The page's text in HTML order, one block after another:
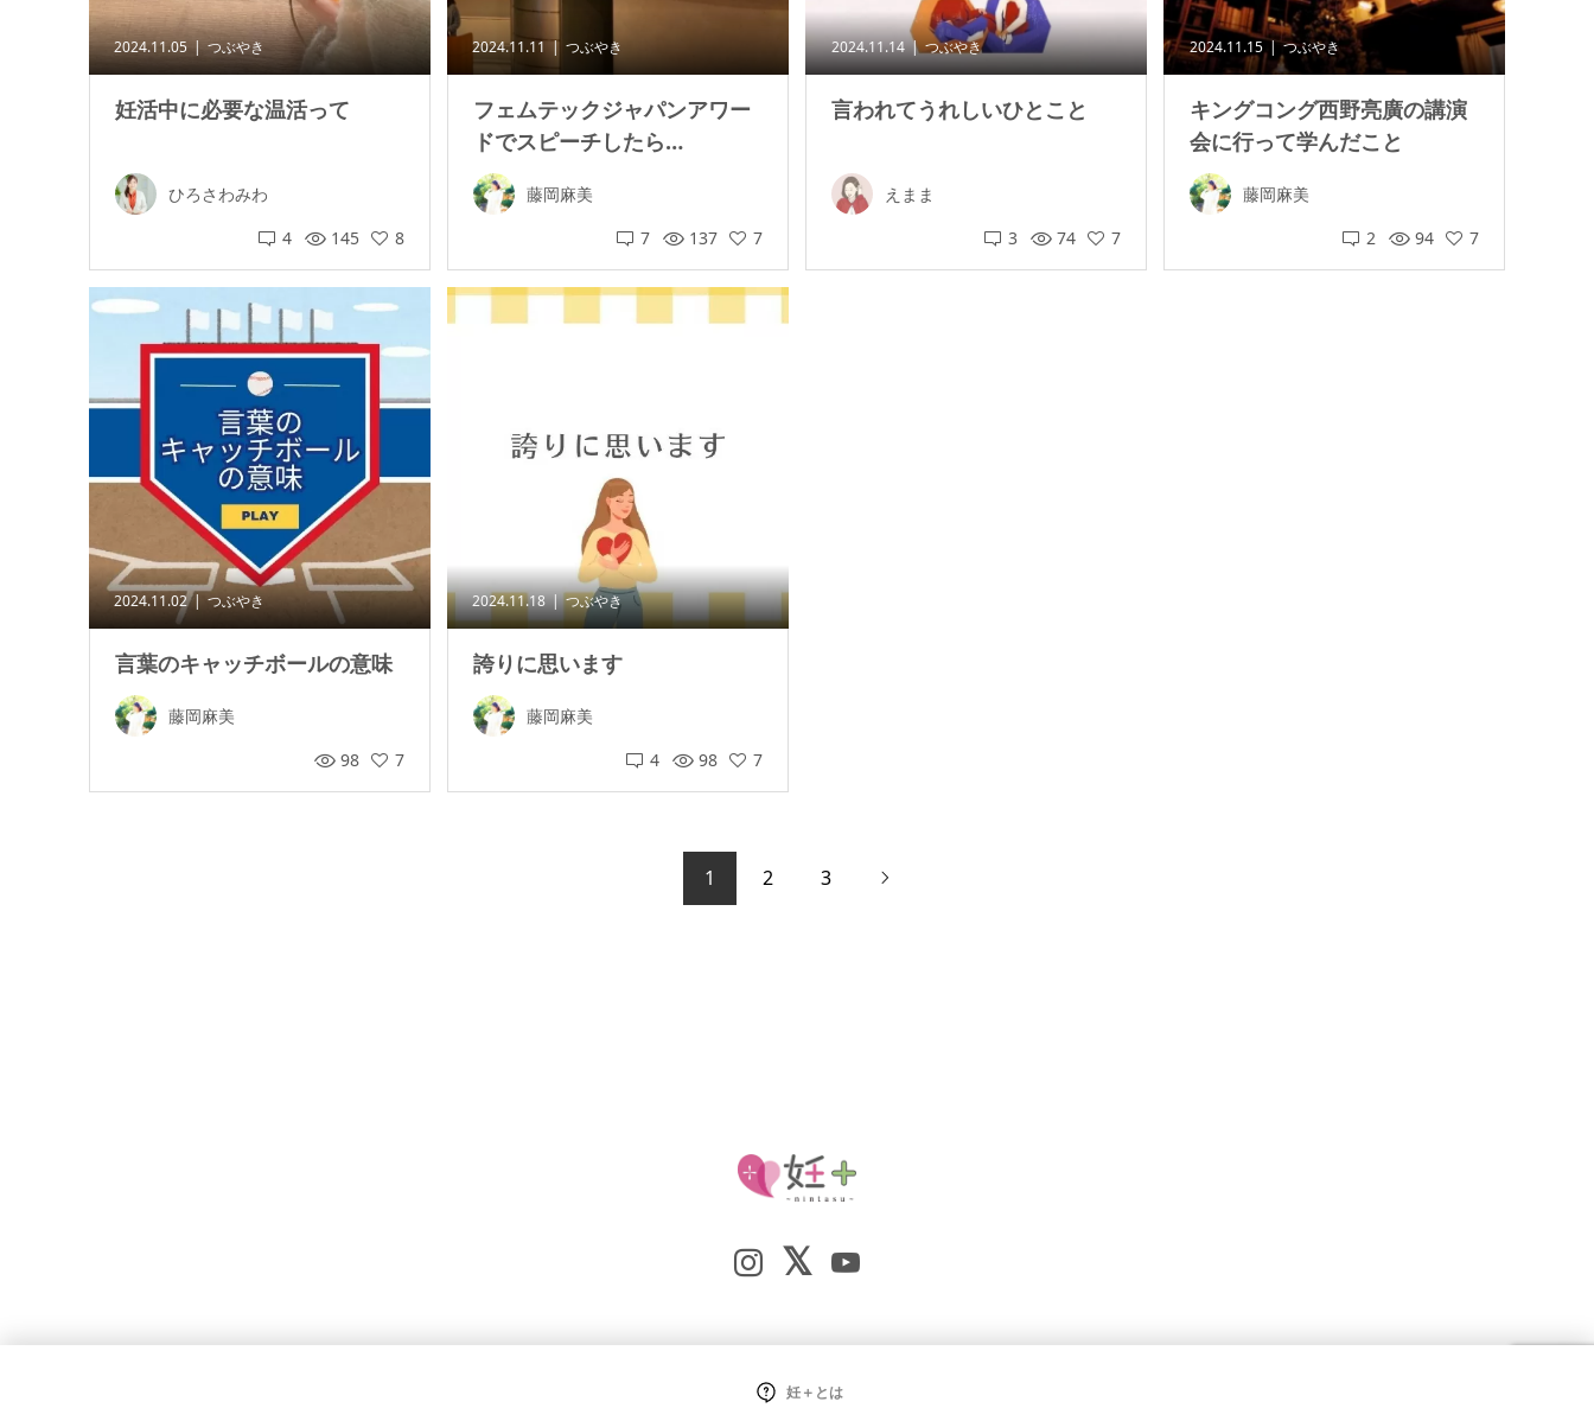
2024.11.05 つぶやき
妊活中に必要な温活って
ひろさわみわ
4
145 8
2024.11.11 つぶやき
フェムテックジャパンアワー
ドでスピーチしたら…
藤岡麻美
7
137 7
2024.11.14 つぶやき
言われてうれしいひとこと
えまま
3
74 7
2024.11.15 つぶやき
キングコング西野亮廣の講演
会に行って学んだこと
藤岡麻美
2
94 7
2024.11.02 つぶやき
言葉のキャッチボールの意味
藤岡麻美
98
7
2024.11.18 つぶやき
誇りに思います
藤岡麻美
4
98 7
1 2 3 
妊+（nintasu）. All Rights Reserved.
妊＋とは